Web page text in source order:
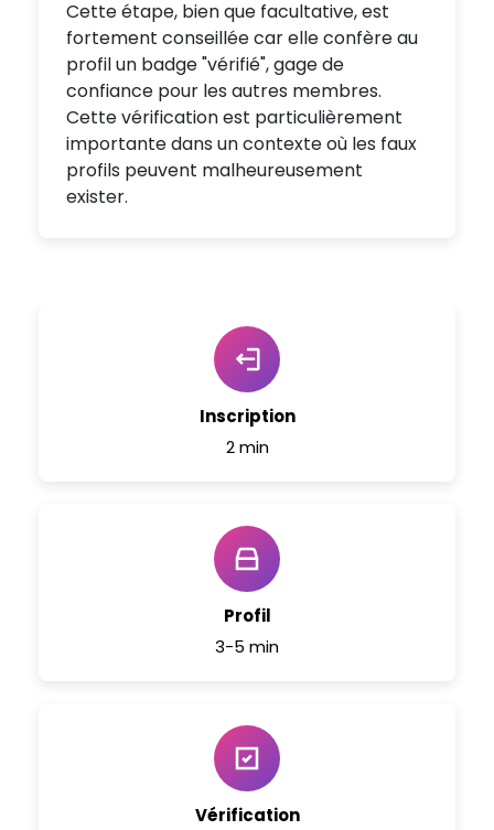
Cette étape, bien que facultative, est
fortement conseillée car elle confère au
profil un badge "vérifié", gage de
confiance pour les autres membres.
Cette vérification est particulièrement
importante dans un contexte où les faux
profils peuvent malheureusement
exister.
Inscription
2 min
Profil
3-5 min
Vérification